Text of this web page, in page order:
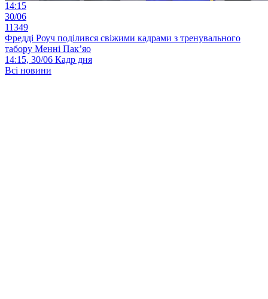
14:15
30/06
11349
Фредді Роуч поділився свіжими кадрами з тренувального
табору Менні Пак’яо
14:15, 30/06 Кадр дня
Всі новини